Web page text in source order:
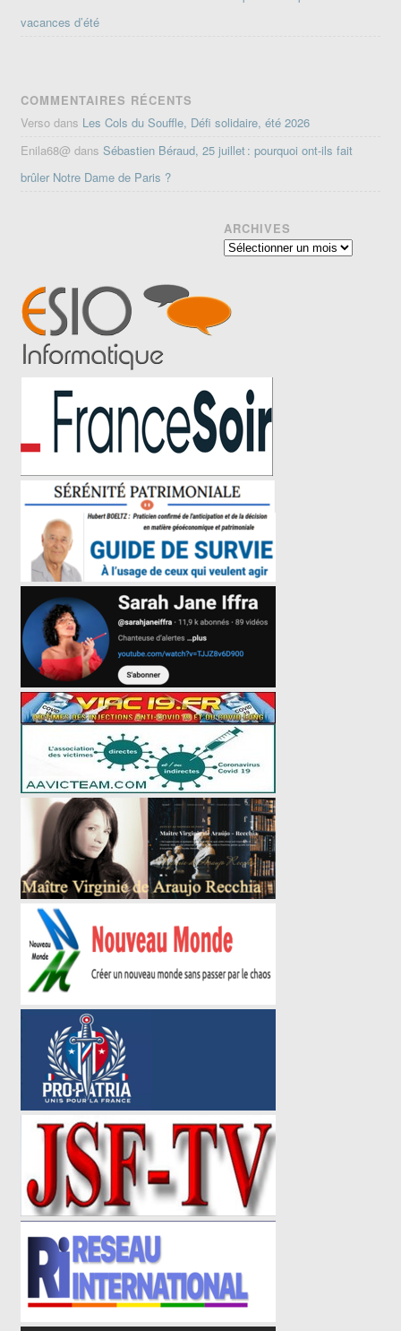
vacances d’été
COMMENTAIRES RÉCENTS
Verso dans Les Cols du Souffle, Défi solidaire, été 2026
Enila68@ dansSébastien Béraud, 25 juillet : pourquoi ont-ils fait
brûler Notre Dame de Paris ?
ARCHIVES
Archives